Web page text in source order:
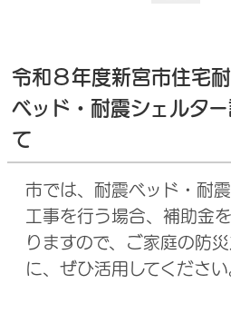
令和８年度新宮市住宅
ベッド・耐震シェルタ
て
市では、耐震ベッド・耐
工事を行う場合、補助金
りますので、ご家庭の防
に、ぜひ活用してください